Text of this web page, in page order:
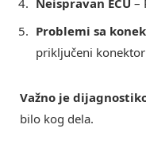
Neispravan ECU –
Problemi sa
priključeni
Važno je
bilo kog dela.